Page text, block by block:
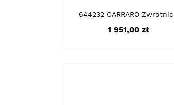
644232 CARRARO
Cena
1 951,00 zł